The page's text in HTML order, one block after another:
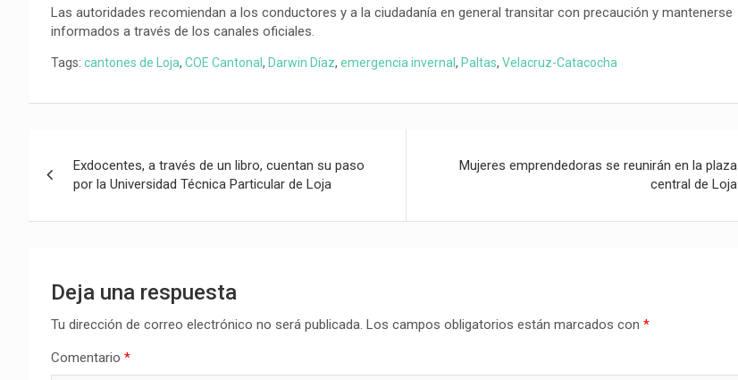
Las autoridades recomiendan a los conductores y a la ciudadanía en general transitar con precaución y mantenerse
informados a través de los canales oficiales.
Tags: cantones de Loja, COE Cantonal , Darwin Díaz, emergencia invernal , Paltas, Velacruz-Catacocha
de
entradas
Exdocentes, a través de un libro, cuentan su paso
por la Universidad Técnica Particular de Loja
Mujeres emprendedoras se reunirán en la plaza
central de Loja
Deja una respuesta
Tu dirección de correo electrónico no será publicada. Los campos obligatorios están marcados con *
Comentario *